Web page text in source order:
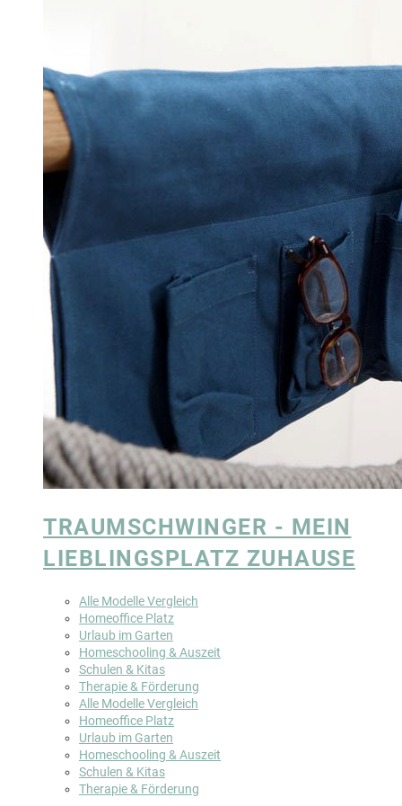
TRAUMSCHWINGER - MEIN
LIEBLINGSPLATZ ZUHAUSE
Alle Modelle Vergleich
Homeoffice Platz
Urlaub im Garten
Homeschooling & Auszeit
Schulen & Kitas
Therapie & Förderung
Alle Modelle Vergleich
Homeoffice Platz
Urlaub im Garten
Homeschooling & Auszeit
Schulen & Kitas
Therapie & Förderung